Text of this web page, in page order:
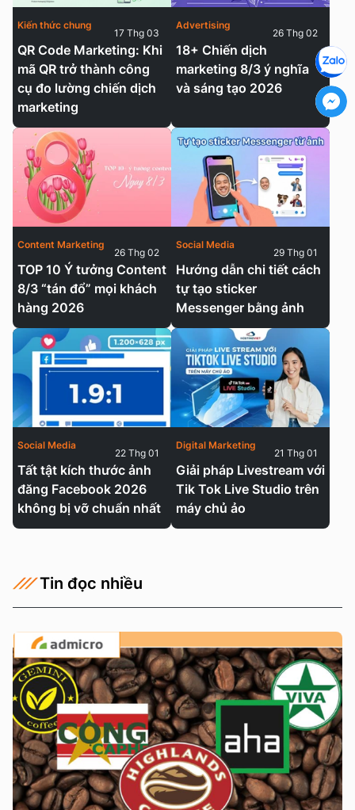
QR Code Marketing: Khi
mã QR trở thành công
cụ đo lường chiến dịch
marketing
Kiến thức chung
17 Thg 03
18+ Chiến dịch
marketing 8/3 ý nghĩa
và sáng tạo 2026
Advertising
26 Thg 02
TOP 10 Ý tưởng Content
8/3 “tán đổ” mọi khách
hàng 2026
Content Marketing
26 Thg 02
Hướng dẫn chi tiết cách
tự tạo sticker
Messenger bằng ảnh
Social Media
29 Thg 01
Tất tật kích thước ảnh
đăng Facebook 2026
không bị vỡ chuẩn nhất
Social Media
22 Thg 01
Giải pháp Livestream với
Tik Tok Live Studio trên
máy chủ ảo
Digital Marketing
21 Thg 01
Tin đọc nhiều